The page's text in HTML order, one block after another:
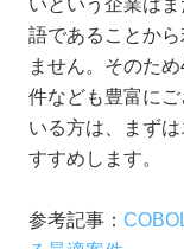
いという企業は
語であることか
ません。そのた
件なども豊富に
いる方は、まず
すすめします。
参考記事：